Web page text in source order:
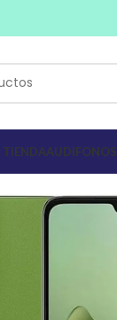
TIENDAAUDIFONOS